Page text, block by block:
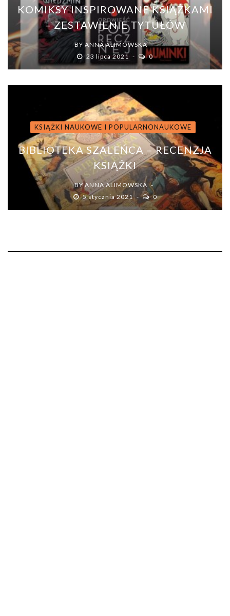
KOMIKSY INSPIROWANE KSIĄŻKAMI
– ZESTAWIENIE TYTUŁÓW
BY ANNA ALIMOWSKA
23 lipca 2021
0
KSIĄŻKI NAUKOWE I POPULARNONAUKOWE
BIBLIOTEKA SZALEŃCA – RECENZJA
KSIĄŻKI
BYANNA ALIMOWSKA
5 stycznia 2021
0